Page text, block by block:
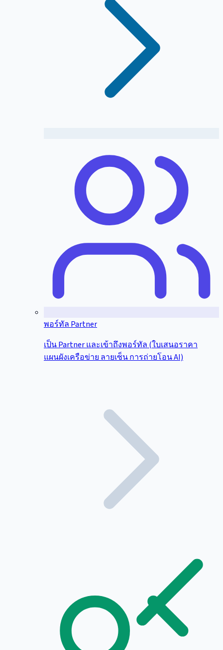
พอร์ทัล Partner
เป็น Partner และเข้าถึงพอร์ทัล (ใบเสนอราคา
แผนผังเครือข่าย ลายเซ็น การถ่ายโอน AI)